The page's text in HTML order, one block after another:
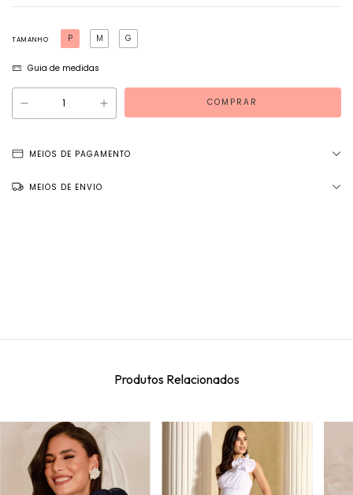
TAMANHO P M G
Guia de medidas
MEIOS DE PAGAMENTO
MEIOS DE ENVIO
Produtos Relacionados